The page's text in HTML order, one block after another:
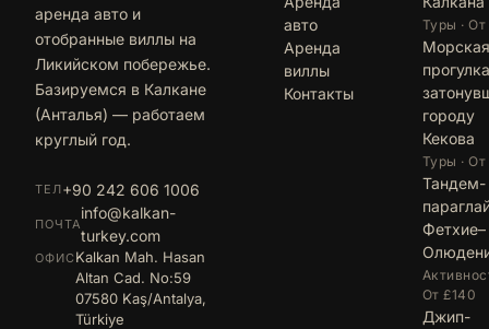
аренда авто и
отобранные виллы на
Ликийском побережье.
Базируемся в Калкане
(Анталья) — работаем
круглый год.
ТЕЛ+90 242 606 1006
ПОЧТА
info@kalkan-
turkey.com
ОФИС Kalkan Mah. Hasan
Altan Cad. No:59
07580 Kaş/Antalya,
Türkiye
авто
Аренда
виллы
Контакты
Туры ·
Морская
городу
Кекова
Туры ·
Тандем-
Фетхие–
От £140
Джип-